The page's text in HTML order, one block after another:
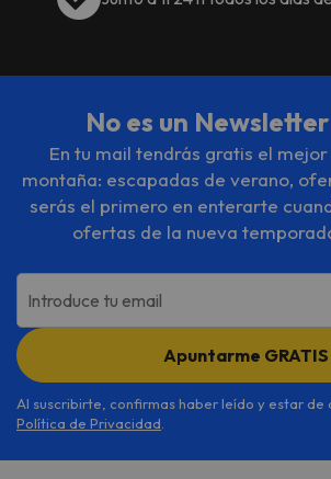
No es un
En tu mail tendrás gratis el
montaña: escapadas de verano,
serás el primero en enterarte
ofertas de la nueva
Introduce tu email
Apuntarme GRATIS
Al suscribirte, confirmas haber leído y estar de
Política de Privacidad